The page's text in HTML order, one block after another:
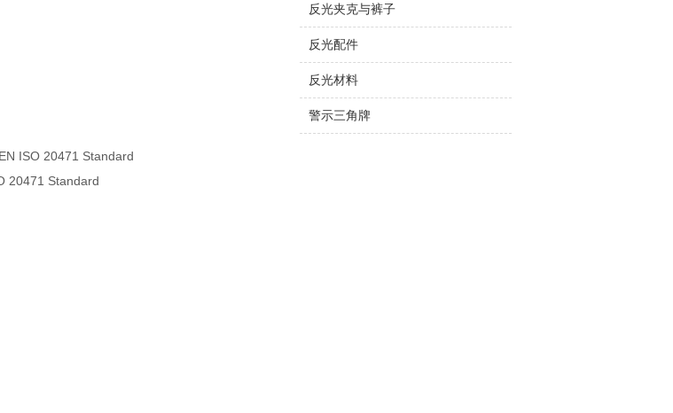
反光夹克与裤子
反光配件
反光材料
警示三角牌
ISO 20471 Standard
20471 Standard